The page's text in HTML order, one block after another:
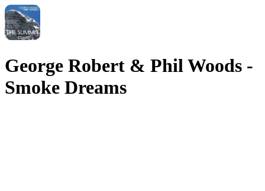
George Robert & Phil Woods -
Smoke Dreams